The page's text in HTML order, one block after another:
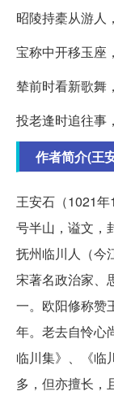
昭陵持橐从游人
宝称中开移玉座
辇前时看新歌舞
投老逢时追往事
作者简介(王
王安石（1021年
号半山，谥文，
抚州临川人（今
宋著名政治家、
一。欧阳修称赞
年。老去自怜心
临川集》、《临
多，但亦擅长，